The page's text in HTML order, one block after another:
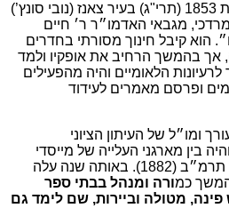
אריה ליב קורנפלד נולד בשנת 1853 (תרי"ג) בעיר צאנז (נובי סונץ’)
מגבאי האדמו״ר ר׳ חיים
הוא קיבל חינוך מסורתי בחדרים
אך בהמשך הרחיב את אופקיו ולמד
הלאומיים והיה מהפעילים
ופרסם מאמרים לעידוד
ומו״ל של העיתון הציוני
בין מארגני העלייה של מייסדי
ראש פינה וזכרון יעקב בשנת תרמ״ב (1882). באותה שנה עלה
כמורה ומנהל בבתי ספר
מטולה וביירות, שם לימד גם